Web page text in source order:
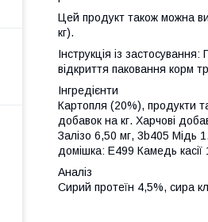
Цей продукт також можна
кг).
Інструкція із
відкриття паковання корм
Інгредієнти
Картопля (20%), продукти
добавок на кг. Харчові
Залізо 6,50 мг, 3b405 Мідь
домішка: E499 Камедь касії
Аналіз
Сирий протеїн 4,5%, сира